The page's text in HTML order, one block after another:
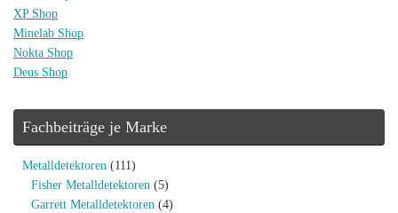
XP Shop
Minelab Shop
Nokta Shop
Deus Shop
Fachbeiträge je Marke
Metalldetektoren (111)
Fisher Metalldetektoren (5)
Garrett Metalldetektoren (4)